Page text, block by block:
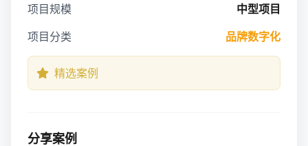
项目规模
中型项目
项目分类
品牌数字化
精选案例
分享案例